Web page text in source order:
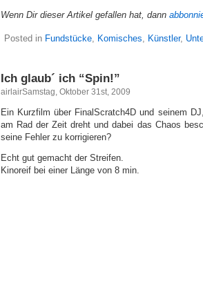
Wenn Dir dieser Artikel gefallen hat, dann
Posted in Fundstücke, Komisches, Künstler,
Ich glaub´ ich “Spin!”
airlairSamstag, Oktober 31st, 2009
Ein Kurzfilm über FinalScratch4D und seinem
am Rad der Zeit dreht und dabei das Chaos
seine Fehler zu korrigieren?
Echt gut gemacht der Streifen.
Kinoreif bei einer Länge von 8 min.